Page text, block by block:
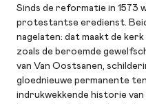
Sinds de reformatie in 1573
protestantse eredienst.
nagelaten: dat maakt de
zoals de beroemde
van Van Oostsanen,
gloednieuwe permanente
indrukwekkende historie